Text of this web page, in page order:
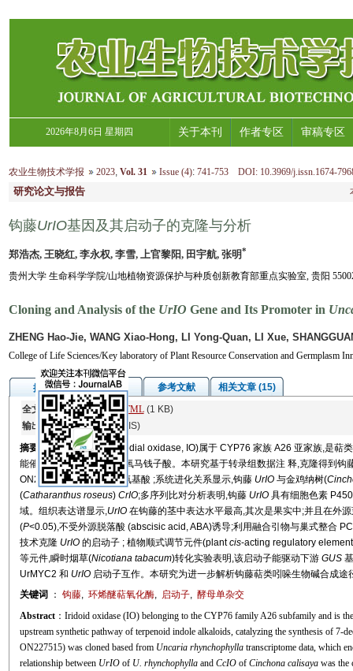
2026年8月6日 星期四 关于本刊 作者专区 审稿专区
农业生物技术学报 2023, Vol. 31 Issue (4):741-753 DOI: 10.3969/j.issn.1674-
研究论文与报告
钩藤UrIO基因及其启动子的克隆与分析
郑浩杰, 王晓红, 李永权, 李雪, 上官黎阳, 田宇航, 张明*
贵州大学 生命科学学院/山地植物资源保护与种质创新教育部重点实验室, 贵阳
Cloning and Analysis of the UrIO Gene and Its Promoter in
ZHENG Hao-Jie, WANG Xiao-Hong, LI Yong-Quan, LI Xue,
College of Life Sciences/Key laboratory of Plant Resource Conservation and
摘要 图/表 参考文献
相关文章 (15)
全文: PDF(9620 KB)HTML(1 KB)
输出: BibTeX|EndNote(RIS)
摘要
环烯醚萜氧化酶(iridodial oxidase, IO)属于 CYP76 家族 A26 亚家族,是萜
能催化环烯醚萜生成 7 脱氧马钱子酸。本研究基于转录组数据注 释,克隆得到钩
ON227515),编码 516 个氨基酸 ;系统进化关系显示,钩藤 UrIO与金鸡纳树(
(Catharanthus roseus) CrIO;多序列比对分析表明,钩藤 UrIO具有细胞色素
域。组织表达谱显示,UrIO在钩藤的茎中表达水平最高,其次是果实中;并且在外
(P<0.05),不受外源脱落酸 (abscisic acid, ABA)诱导;利用融合引物与巢式整合
技术克隆 UrIO的启动子 ; 植物顺式调节元件(plantcis-acting regulatory
等元件,瞬时烟草(Nicotiana tabacum)转化实验表明,该启动子能驱动下游 GUS基
UrMYC2 和 UrIO启动子互作。本研究为进一步解析钩藤萜类吲哚生物碱合成途
关键词
： 钩藤, 环烯醚萜氧化酶, 启动子, 酵母单杂交
Abstract：Iridoid oxidase (IO) belonging to the CYP76 family A26 subfamily and is
upstream synthetic pathway of terpenoid indole alkaloids, catalyzing the synthesis of 7-
ON227515) was cloned based from Uncaria rhynchophyllatranscriptome data, which
relationship between UrIOof U. rhynchophyllaand CcIOof Cinchona calisayawas the